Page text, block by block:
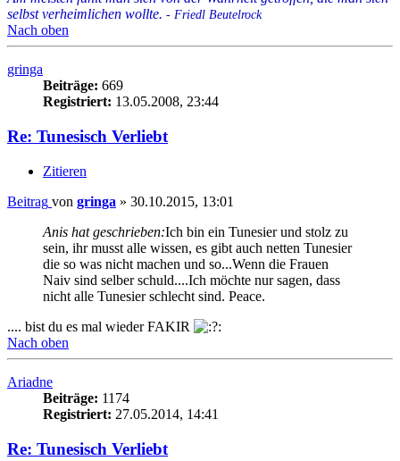
selbst verheimlichen wollte. - Friedl Beutelrock
Nach oben
gringa
Beiträge: 669
Registriert: 13.05.2008, 23:44
Re: Tunesisch Verliebt
Zitieren
Beitrag von gringa » 30.10.2015, 13:01
Anis hat geschrieben:Ich bin ein Tunesier und stolz zu
sein, ihr musst alle wissen, es gibt auch netten Tunesier
die so was nicht machen und so...Wenn die Frauen
Naiv sind selber schuld....Ich möchte nur sagen, dass
nicht alle Tunesier schlecht sind. Peace.
.... bist du es mal wieder FAKIR
Nach oben
Ariadne
Beiträge: 1174
Registriert: 27.05.2014, 14:41
Re: Tunesisch Verliebt